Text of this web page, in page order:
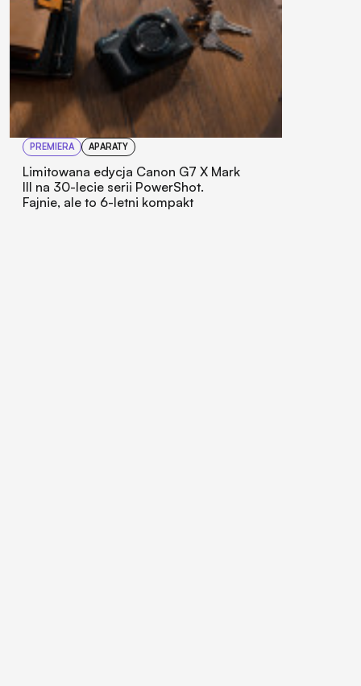
PREMIERA APARATY
Limitowana edycja Canon G7 X Mark
III na 30-lecie serii PowerShot.
Fajnie, ale to 6-letni kompakt